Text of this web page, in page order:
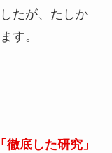
たが、たしか
す。
「徹底した研究」